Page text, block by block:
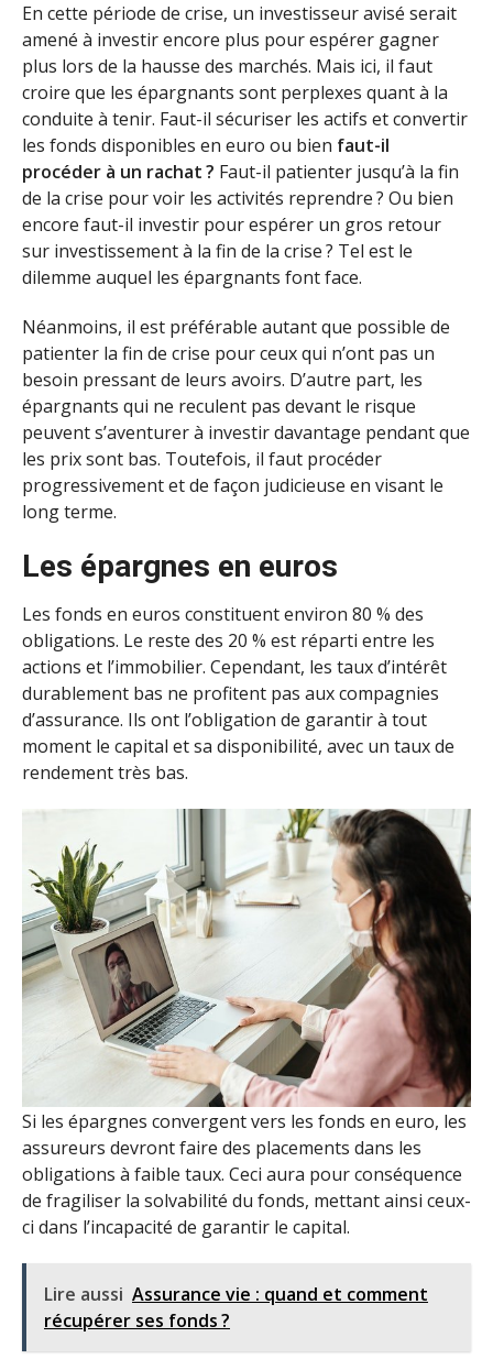
En cette période de crise, un investisseur avisé serait
amené à investir encore plus pour espérer gagner
plus lors de la hausse des marchés. Mais ici, il faut
croire que les épargnants sont perplexes quant à la
conduite à tenir. Faut-il sécuriser les actifs et convertir
les fonds disponibles en euro ou bien faut-il
procéder à un rachat ? Faut-il patienter jusqu’à la fin
de la crise pour voir les activités reprendre ? Ou bien
encore faut-il investir pour espérer un gros retour
sur investissement à la fin de la crise ? Tel est le
dilemme auquel les épargnants font face.
Néanmoins, il est préférable autant que possible de
patienter la fin de crise pour ceux qui n’ont pas un
besoin pressant de leurs avoirs. D’autre part, les
épargnants qui ne reculent pas devant le risque
peuvent s’aventurer à investir davantage pendant que
les prix sont bas. Toutefois, il faut procéder
progressivement et de façon judicieuse en visant le
long terme.
Les épargnes en euros
Les fonds en euros constituent environ 80 % des
obligations. Le reste des 20 % est réparti entre les
actions et l’immobilier. Cependant, les taux d’intérêt
durablement bas ne profitent pas aux compagnies
d’assurance. Ils ont l’obligation de garantir à tout
moment le capital et sa disponibilité, avec un taux de
rendement très bas.
Si les épargnes convergent vers les fonds en euro, les
assureurs devront faire des placements dans les
obligations à faible taux. Ceci aura pour conséquence
de fragiliser la solvabilité du fonds, mettant ainsi ceux-
ci dans l’incapacité de garantir le capital.
Lire aussi Assurance vie : quand et comment
récupérer ses fonds ?